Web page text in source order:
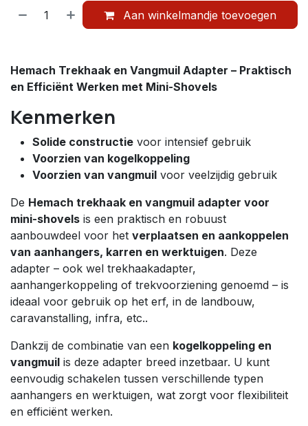
Aan winkelmandje toevoegen
Hemach Trekhaak en Vangmuil Adapter – Praktisch
en Efficiënt Werken met Mini-Shovels
Kenmerken
Solide constructie voor intensief gebruik
Voorzien van kogelkoppeling
Voorzien van vangmuil voor veelzijdig gebruik
De Hemach trekhaak en vangmuil adapter voor
mini-shovels is een praktisch en robuust
aanbouwdeel voor het verplaatsen en aankoppelen
van aanhangers, karren en werktuigen. Deze
adapter – ook wel trekhaakadapter,
aanhangerkoppeling of trekvoorziening genoemd – is
ideaal voor gebruik op het erf, in de landbouw,
caravanstalling, infra, etc..
Dankzij de combinatie van een kogelkoppeling en
vangmuil is deze adapter breed inzetbaar. U kunt
eenvoudig schakelen tussen verschillende typen
aanhangers en werktuigen, wat zorgt voor flexibiliteit
en efficiënt werken.